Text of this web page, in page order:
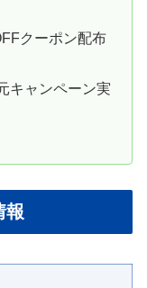
クーポン配布
キャンペーン実
報